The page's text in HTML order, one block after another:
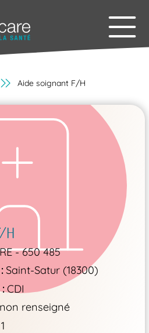
Aide soignant F/H
H
- 650 485
Saint-Satur (18300)
CDI
renseigné